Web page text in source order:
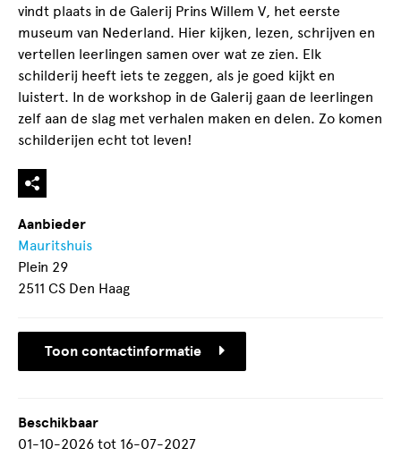
vindt plaats in de Galerij Prins Willem V, het eerste
museum van Nederland. Hier kijken, lezen, schrijven en
vertellen leerlingen samen over wat ze zien. Elk
schilderij heeft iets te zeggen, als je goed kijkt en
luistert. In de workshop in de Galerij gaan de leerlingen
zelf aan de slag met verhalen maken en delen. Zo komen
schilderijen echt tot leven!
Aanbieder
Mauritshuis
Plein 29
2511 CS Den Haag
Toon contactinformatie
Beschikbaar
01-10-2026 tot 16-07-2027